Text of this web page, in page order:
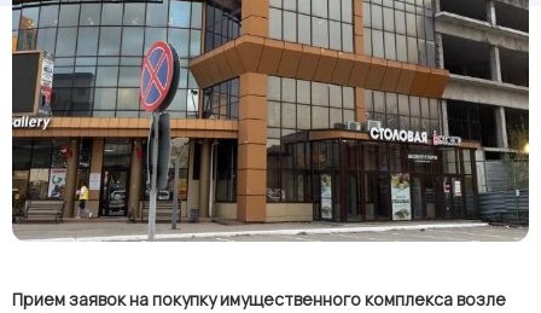
Прием заявок на покупку имущественного комплекса возле